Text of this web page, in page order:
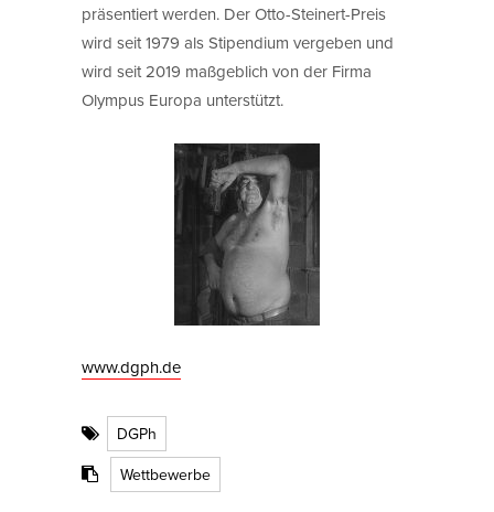
präsentiert werden. Der Otto-Steinert-Preis
wird seit 1979 als Stipendium vergeben und
wird seit 2019 maßgeblich von der Firma
Olympus Europa unterstützt.
www.dgph.de
DGPh
Wettbewerbe